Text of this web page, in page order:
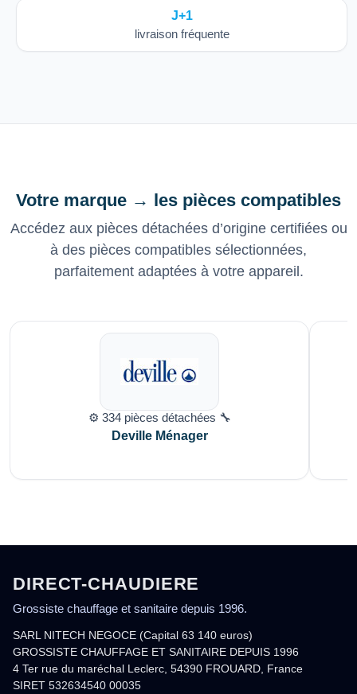
J+1
livraison fréquente
Votre marque → les pièces compatibles
Accédez aux pièces détachées d’origine certifiées ou
à des pièces compatibles sélectionnées,
parfaitement adaptées à votre appareil.
⚙️ 334 pièces détachées 🔧
Deville Ménager
DIRECT-CHAUDIERE
Grossiste chauffage et sanitaire depuis 1996.
SARL NITECH NEGOCE (Capital 63 140 euros)
GROSSISTE CHAUFFAGE ET SANITAIRE DEPUIS 1996
4 Ter rue du maréchal Leclerc, 54390 FROUARD, France
SIRET 532634540 00035